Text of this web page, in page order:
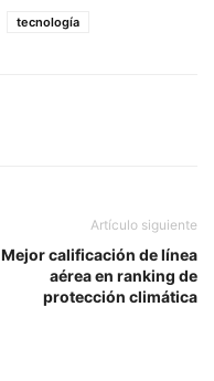
tecnología
Artículo siguiente
Mejor calificación de línea
aérea en ranking de
protección climática